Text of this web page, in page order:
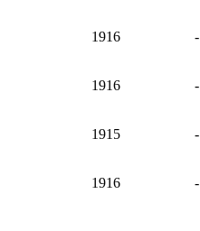
1916 -
1916 -
1915 -
1916 -